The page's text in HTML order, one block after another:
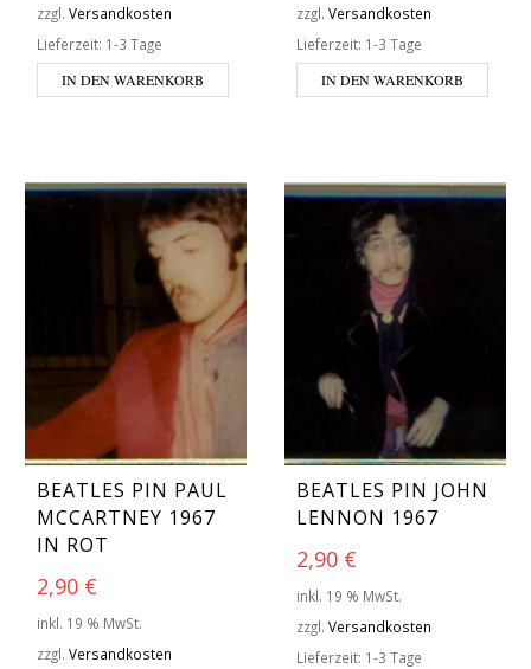
zzgl. Versandkosten
Lieferzeit: 1-3 Tage
IN DEN WARENKORB
zzgl. Versandkosten
Lieferzeit: 1-3 Tage
IN DEN WARENKORB
BEATLES PIN PAUL
MCCARTNEY 1967
IN ROT
2,90 €
inkl. 19 % MwSt.
zzgl. Versandkosten
BEATLES PIN JOHN
LENNON 1967
2,90 €
inkl. 19 % MwSt.
zzgl. Versandkosten
Lieferzeit: 1-3 Tage